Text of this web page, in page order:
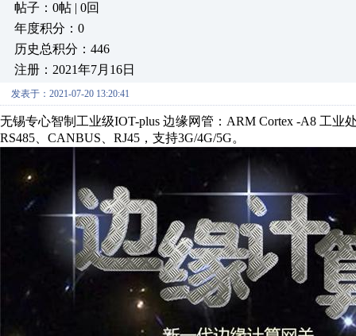
帖子：0帖 | 0回
年度积分：0
历史总积分：446
注册：2021年7月16日
发表于：2021-07-20 13:20:41
无锡专心智制工业级IOT-plus 边缘网管： ARM Cortex -A8 工业
RS485
CANBUS RJ45 ，支持3G/4G/5G。